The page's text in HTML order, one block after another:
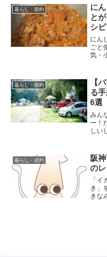
暮らし・節約
に
と
シピ
にん
ごと
気・
暮らし・節約
【
る
6選
みん
ー！
しい
族
たり
が、
暮らし・節約
阪
の
「
き」
きな
阪